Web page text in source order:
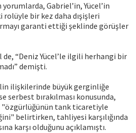
yorumlarda, Gabriel’in, Yücel’in
rolüyle bir kez daha dışişleri
garanti ettiği şeklinde görüşler
“Deniz Yücel’le ilgili herhangi bir
demişti.
ilişkilerinde büyük gerginliğe
serbest bırakılması konusunda,
"özgürlüğünün tank ticaretiyle
belirtirken, tahliyesi karşılığında
karşı olduğunu açıklamıştı.